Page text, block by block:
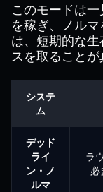
このモードは
を稼ぎ、ノル
は、短期的な
スを取ることが
システ
ム
デッド
ライ
ン・ノ
ルマ
ラ
必